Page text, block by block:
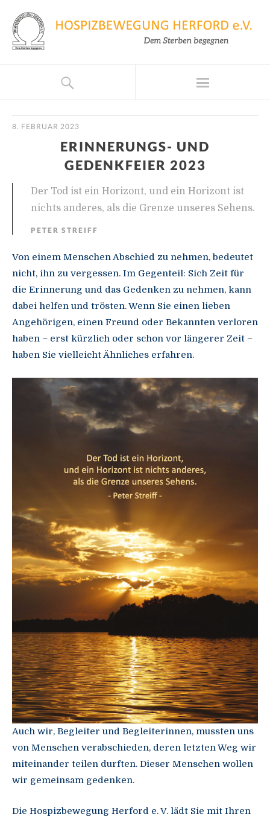
8. FEBRUAR 2023
ERINNERUNGS- UND
GEDENKFEIER 2023
Der Tod ist ein Horizont, und ein Horizont ist
nichts anderes, als die Grenze unseres Sehens.
PETER STREIFF
Von einem Menschen Abschied zu nehmen, bedeutet
nicht, ihn zu vergessen. Im Gegenteil: Sich Zeit für
die Erinnerung und das Gedenken zu nehmen, kann
dabei helfen und trösten. Wenn Sie einen lieben
Angehörigen, einen Freund oder Bekannten verloren
haben – erst kürzlich oder schon vor längerer Zeit –
haben Sie vielleicht Ähnliches erfahren.
Auch wir, Begleiter und Begleiterinnen, mussten uns
von Menschen verabschieden, deren letzten Weg wir
miteinander teilen durften. Dieser Menschen wollen
wir gemeinsam gedenken.
Die Hospizbewegung Herford e. V. lädt Sie mit Ihren